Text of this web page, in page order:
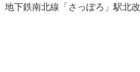
地下鉄南北線「さっぽろ」駅北